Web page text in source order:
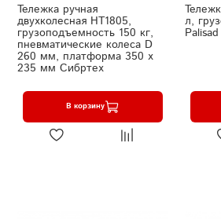
Тележка ручная
двухколесная НТ1805,
грузоподъемность 150 кг,
пневматические колеса D
260 мм, платформа 350 х
235 мм Сибртех
В корзину
л,
Palisad